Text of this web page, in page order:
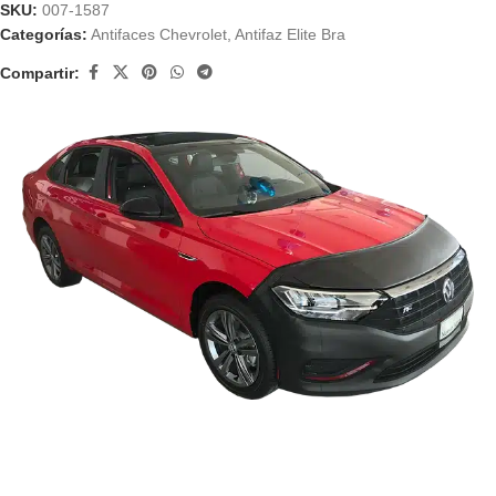
SKU: 007-1587
Categorías: Antifaces Chevrolet Antifaz Elite Bra
Compartir: